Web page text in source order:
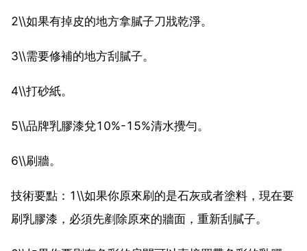
2\\如果有掉皮的地方拿膩子刀戕乾淨。
3\\需要修補的地方刮膩子。
4\\打砂紙。
5\\品牌乳膠漆兌10%-15%清水攪勻。
6\\刷牆。
技術要點：1\\如果你原來刷的是石灰或者塗料，現在要
刷乳膠漆，必須先剷除原來的牆面，重新刮膩子。